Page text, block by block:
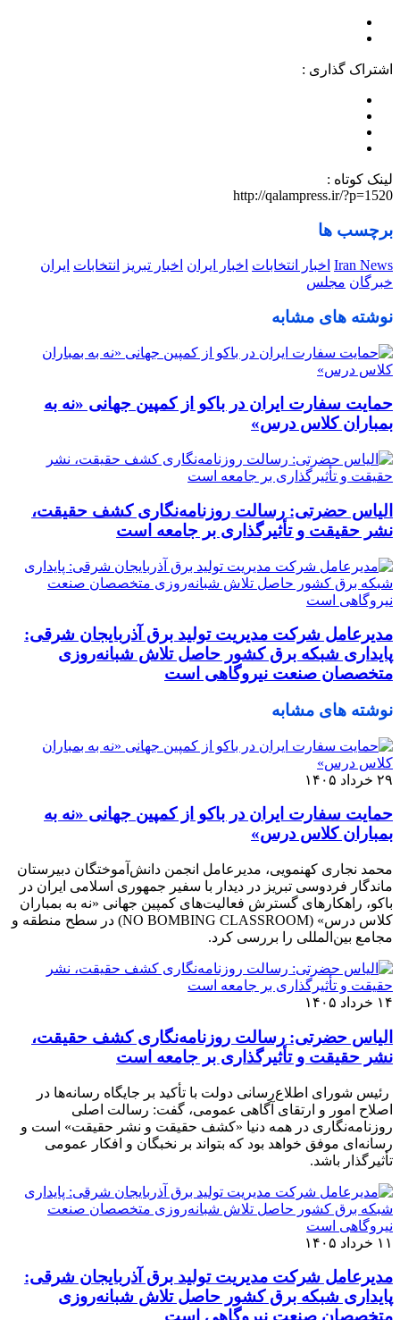
اشتراک گذاری :
لینک کوتاه :
http://qalampress.ir/?p=1520
برچسب ها
Iran News اخبار انتخابات اخبار ایران اخبار تبریز انتخابات ایران
خبرگان مجلس
نوشته های مشابه
حمایت سفارت ایران در باکو از کمپین جهانی «نه به
بمباران کلاس درس»
الیاس حضرتی: رسالت روزنامه‌نگاری کشف حقیقت،
نشر حقیقت و تأثیرگذاری بر جامعه است
مدیرعامل شرکت مدیریت تولید برق آذربایجان شرقی:
پایداری شبکه برق کشور حاصل تلاش شبانه‌روزی
متخصصان صنعت نیروگاهی است
نوشته های مشابه
۲۹ خرداد ۱۴۰۵
حمایت سفارت ایران در باکو از کمپین جهانی «نه به
بمباران کلاس درس»
محمد نجاری کهنمویی، مدیرعامل انجمن دانش‌آموختگان دبیرستان
ماندگار فردوسی تبریز در دیدار با سفیر جمهوری اسلامی ایران در
باکو، راهکارهای گسترش فعالیت‌های کمپین جهانی «نه به بمباران
کلاس درس» (NO BOMBING CLASSROOM) در سطح منطقه و
مجامع بین‌المللی را بررسی کرد.
۱۴ خرداد ۱۴۰۵
الیاس حضرتی: رسالت روزنامه‌نگاری کشف حقیقت،
نشر حقیقت و تأثیرگذاری بر جامعه است
رئیس شورای اطلاع‌رسانی دولت با تأکید بر جایگاه رسانه‌ها در
اصلاح امور و ارتقای آگاهی عمومی، گفت: رسالت اصلی
روزنامه‌نگاری در همه دنیا «کشف حقیقت و نشر حقیقت» است و
رسانه‌ای موفق خواهد بود که بتواند بر نخبگان و افکار عمومی
تأثیرگذار باشد.
۱۱ خرداد ۱۴۰۵
مدیرعامل شرکت مدیریت تولید برق آذربایجان شرقی:
پایداری شبکه برق کشور حاصل تلاش شبانه‌روزی